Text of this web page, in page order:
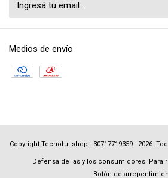
Medios de envío
Copyright Tecnofullshop - 30717719359 - 2026.
Defensa de las y los consumidores. Para
Botón de